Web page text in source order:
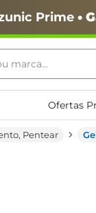
Prime•
marca...
Ofertas
Pentear